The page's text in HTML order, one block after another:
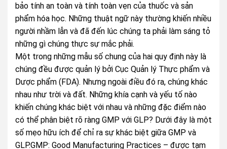
bảo tính an toàn và tính toàn vẹn của thuốc và sản
phẩm hóa học. Những thuật ngữ này thường khiến nhiều
người nhầm lẫn và đã đến lúc chúng ta phải làm sáng tỏ
những gì chúng thực sự mắc phải.
Một trong những mẫu số chung của hai quy định này là
chúng đều được quản lý bởi Cục Quản lý Thực phẩm và
Dược phẩm (FDA). Nhưng ngoài điều đó ra, chúng khác
nhau như trời và đất. Những khía cạnh và yếu tố nào
khiến chúng khác biệt với nhau và những đặc điểm nào
có thể phân biệt rõ ràng GMP với GLP? Dưới đây là một
số mẹo hữu ích để chỉ ra sự khác biệt giữa GMP và
GLP.GMP: Good Manufacturing Practices – được tạm